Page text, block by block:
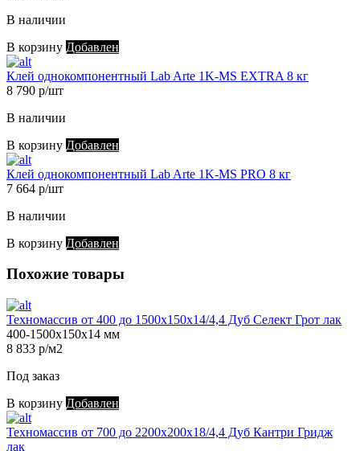
В наличии
В корзину Добавлен
Клей однокомпонентный Lab Arte 1K-MS EXTRA 8 кг
8 790 р/шт
В наличии
В корзину Добавлен
Клей однокомпонентный Lab Arte 1K-MS PRO 8 кг
7 664 р/шт
В наличии
В корзину Добавлен
Похожие товары
Техномассив от 400 до 1500х150х14/4,4 Дуб Селект Грот лак
400-1500х150х14 мм
8 833 р/м2
Под заказ
В корзину Добавлен
Техномассив от 700 до 2200х200х18/4,4 Дуб Кантри Гридж
лак